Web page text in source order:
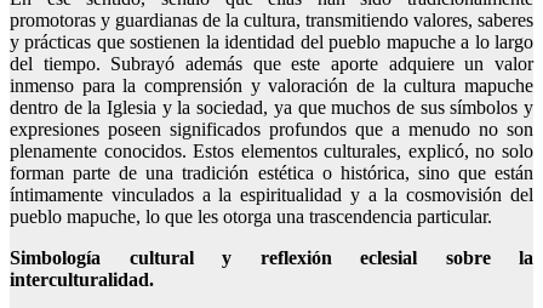
promotoras y guardianas de la cultura, transmitiendo valores, saberes
y prácticas que sostienen la identidad del pueblo mapuche a lo largo
del tiempo. Subrayó además que este aporte adquiere un valor
inmenso para la comprensión y valoración de la cultura mapuche
dentro de la Iglesia y la sociedad, ya que muchos de sus símbolos y
expresiones poseen significados profundos que a menudo no son
plenamente conocidos. Estos elementos culturales, explicó, no solo
forman parte de una tradición estética o histórica, sino que están
íntimamente vinculados a la espiritualidad y a la cosmovisión del
pueblo mapuche, lo que les otorga una trascendencia particular.
Simbología cultural y reflexión eclesial sobre la
interculturalidad.